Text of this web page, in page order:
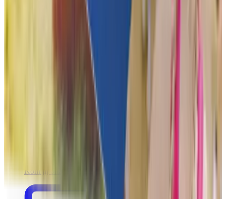
Werken bij Funkey
Kom jij onze ambitieuze start-up versterken?